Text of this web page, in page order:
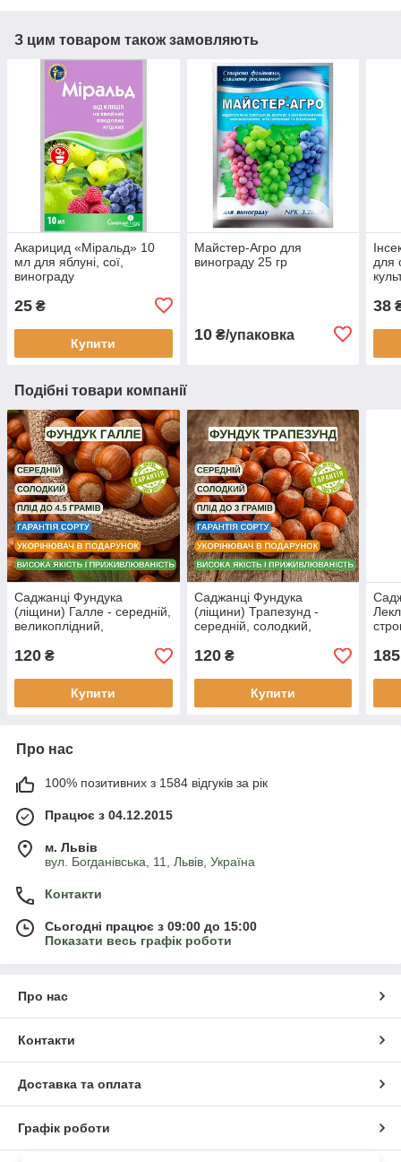
З цим товаром також замовляють
Акарицид «Міральд» 10
мл для яблуні, сої,
винограду
25 ₴
Купити
Майстер-Агро для
винограду 25 гр
10₴/упаковка
для
38
Подібні товари компанії
Саджанці Фундука
(ліщини) Галле - середній,
великоплідний,
120 ₴
Купити
Саджанці Фундука
(ліщини) Трапезунд -
середній, солодкий,
120₴
Купити
185
Про нас
100% позитивних з 1584 відгуків за рік
Працює з 04.12.2015
м. Львів
вул. Богданівська, 11, Львів, Україна
Контакти
Сьогодні працює з 09:00 до 15:00
Показати весь графік роботи
Про нас
Контакти
Доставка та оплата
Графік роботи